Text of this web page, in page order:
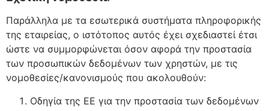
Παράλληλα με τα εσωτερικά συστήματα πληροφορικής
της εταιρείας, ο ιστότοπος αυτός έχει σχεδιαστεί έτσι
ώστε να συμμορφώνεται όσον αφορά την προστασία
των προσωπικών δεδομένων των χρηστών, με τις
νομοθεσίες/κανονισμούς που ακολουθούν:
Οδηγία της ΕΕ για την προστασία των δεδομένων